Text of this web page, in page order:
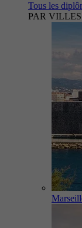
Tous les
PAR VILLES